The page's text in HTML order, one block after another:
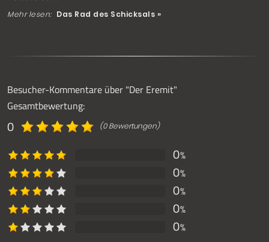
Mehr lesen: Das Rad des Schicksals »
Besucher-Kommentare über "Der Eremit"
Gesamtbewertung:
0 (0 Bewertungen)
0%
0%
0%
0%
0%